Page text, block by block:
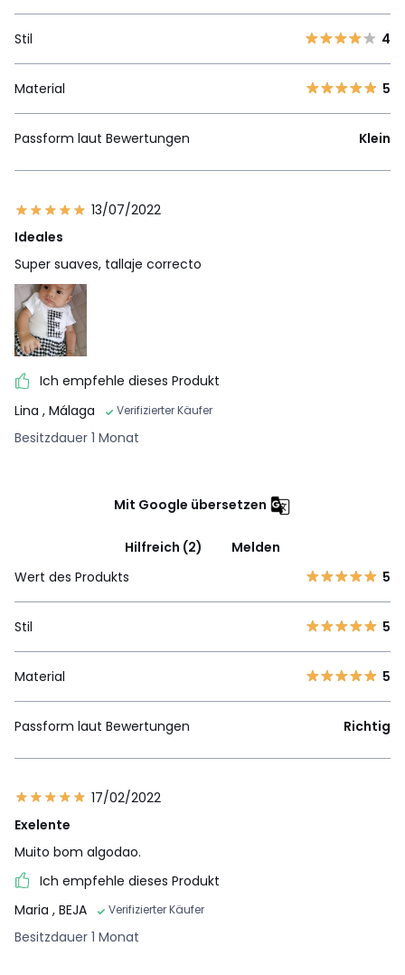
Stil 4
Material 5
Passform laut Bewertungen Klein
13/07/2022
Ideales
Super suaves, tallaje correcto
Ich empfehle dieses Produkt
Lina , Málaga Verifizierter Käufer
Besitzdauer 1 Monat
Mit Google übersetzen
Hilfreich (2)
Melden
Wert des Produkts
5
Stil 5
Material 5
Passform laut Bewertungen Richtig
17/02/2022
Exelente
Muito bom algodao.
Ich empfehle dieses Produkt
Maria , BEJA Verifizierter Käufer
Besitzdauer 1 Monat